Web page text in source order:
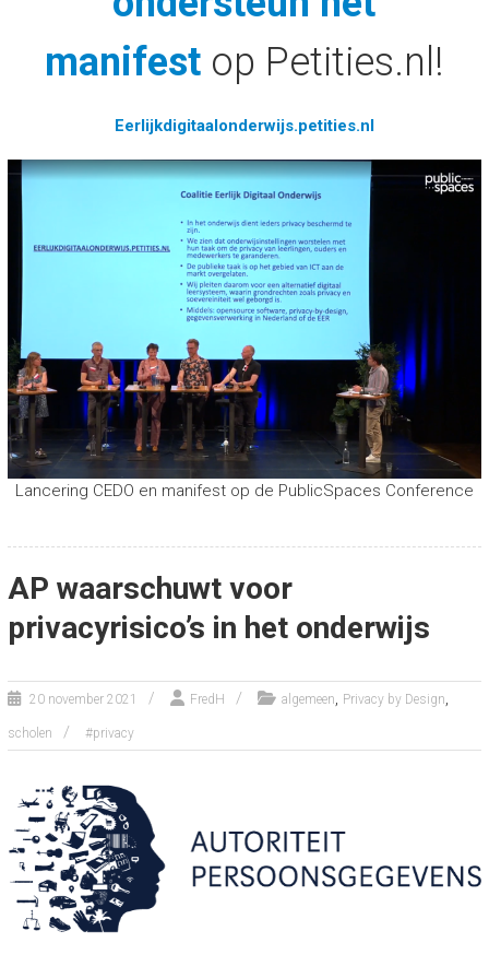
manifest op Petities.nl!
Eerlijkdigitaalonderwijs.petities.nl
Lancering CEDO en manifest op de PublicSpaces Conference
AP waarschuwt voor
privacyrisico’s in het onderwijs
20 november 2021 FredH algemeen, Privacy by Design,
scholen #privacy